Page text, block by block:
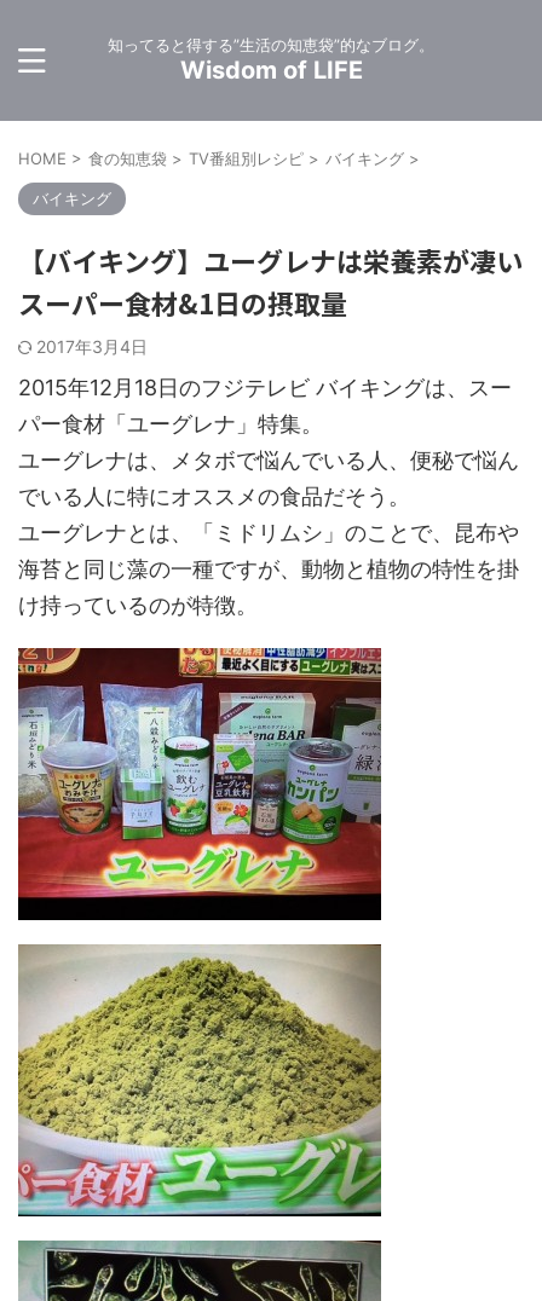
知ってると得する”生活の知恵袋”的なブログ。
Wisdom of LIFE
HOME > 食の知恵袋 > TV番組別レシピ > バイキング >
バイキング
【バイキング】ユーグレナは栄養素が凄い
スーパー食材&1日の摂取量
2017年3月4日
2015年12月18日のフジテレビ バイキングは、スー
パー食材「ユーグレナ」特集。
ユーグレナは、メタボで悩んでいる人、便秘で悩ん
でいる人に特にオススメの食品だそう。
ユーグレナとは、「ミドリムシ」のことで、昆布や
海苔と同じ藻の一種ですが、動物と植物の特性を掛
け持っているのが特徴。